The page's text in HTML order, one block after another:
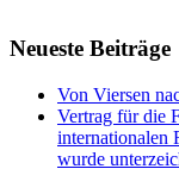
Neueste Beiträge
Von Viersen
Vertrag für die
internationalen
wurde